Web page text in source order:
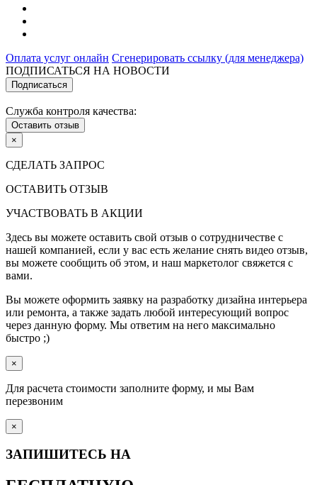
Оплата услуг онлайн Сгенерировать ссылку (для менеджера)
ПОДПИСАТЬСЯ НА НОВОСТИ
Подписаться
Служба контроля качества:
Оставить отзыв
×
СДЕЛАТЬ ЗАПРОС
ОСТАВИТЬ ОТЗЫВ
УЧАСТВОВАТЬ В АКЦИИ
Здесь вы можете оставить свой отзыв о сотрудничестве с
нашей компанией, если у вас есть желание снять видео отзыв,
вы можете сообщить об этом, и наш маркетолог свяжется с
вами.
Вы можете оформить заявку на разработку дизайна интерьера
или ремонта, а также задать любой интересующий вопрос
через данную форму. Мы ответим на него максимально
быстро ;)
×
Для расчета стоимости заполните форму, и мы Вам
перезвоним
×
ЗАПИШИТЕСЬ НА